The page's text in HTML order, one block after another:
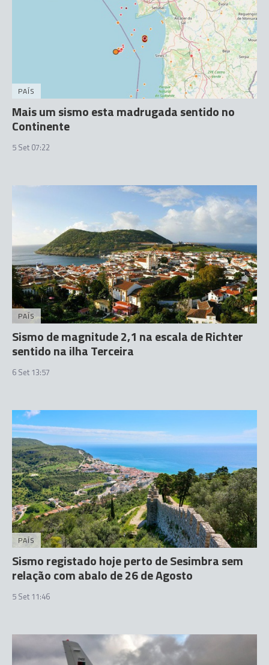
PAÍS
Mais um sismo esta madrugada sentido no
Continente
5 Set 07:22
PAÍS
Sismo de magnitude 2,1 na escala de Richter
sentido na ilha Terceira
6 Set 13:57
PAÍS
Sismo registado hoje perto de Sesimbra sem
relação com abalo de 26 de Agosto
5 Set 11:46